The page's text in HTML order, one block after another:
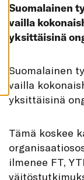
I
E
V
S
T
T
Suomalainen
vailla
yksittäisinä
Suomalainen
vailla
yksittäisinä
Tämä koskee
ilmenee FT,